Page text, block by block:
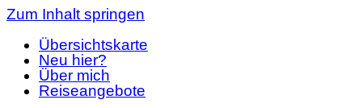
Zum Inhalt springen
Übersichtskarte
Neu hier?
Über mich
Reiseangebote